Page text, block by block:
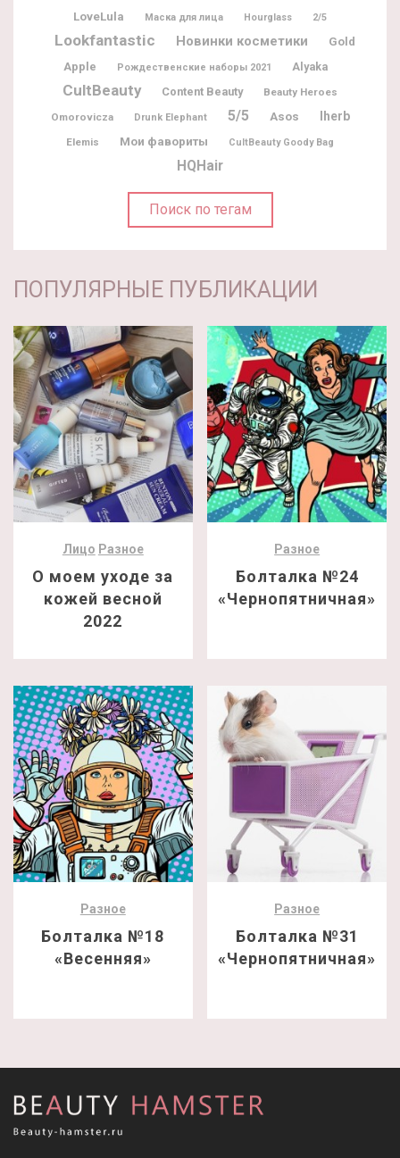
LoveLula Маска для лица Hourglass 2/5
Lookfantastic Новинки косметики
Gold
Apple
Рождественские наборы 2021 Alyaka
CultBeauty Content Beauty
Beauty Heroes
Omorovicza
Drunk Elephant 5/5 Asos Iherb
Elemis Мои фавориты CultBeauty Goody Bag
HQHair
Поиск по тегам
ПОПУЛЯРНЫЕ ПУБЛИКАЦИИ
Лицо Разное
О моем уходе за
кожей весной
2022
Разное
Болталка №24
«Чернопятничная»
Разное
Болталка №18
«Весенняя»
Разное
Болталка №31
«Чернопятничная»